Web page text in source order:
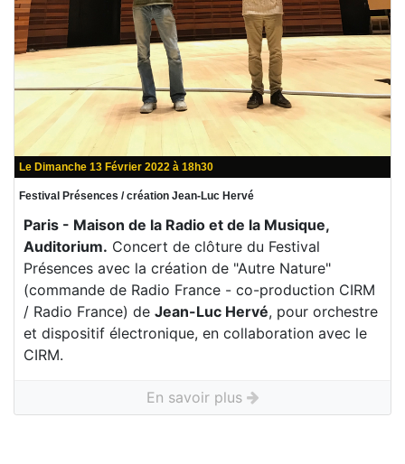
Le Dimanche 13 Février 2022 à 18h30
Festival Présences / création Jean-Luc Hervé
Paris - Maison de la Radio et de la Musique,
Auditorium. Concert de clôture du Festival
Présences avec la création de "Autre Nature"
(commande de Radio France - co-production CIRM
/ Radio France) de Jean-Luc Hervé, pour orchestre
et dispositif électronique, en collaboration avec le
CIRM.
En savoir plus